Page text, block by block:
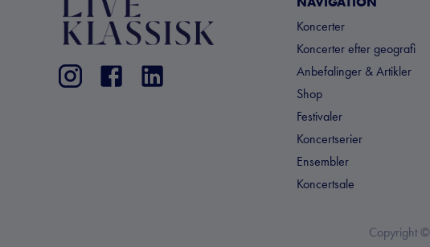
Koncerter
Koncerter efter geografi
Anbefalinger & Artikler
Shop
Festivaler
Koncertserier
Ensembler
Koncertsale
Copyright ©